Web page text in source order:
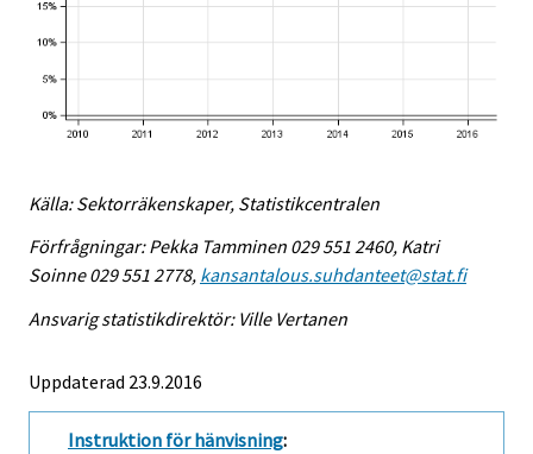
Källa: Sektorräkenskaper, Statistikcentralen
Förfrågningar: Pekka Tamminen 029 551 2460, Katri
Soinne 029 551 2778, kansantalous.suhdanteet@stat.fi
Ansvarig statistikdirektör: Ville Vertanen
Uppdaterad 23.9.2016
Instruktion för hänvisning: